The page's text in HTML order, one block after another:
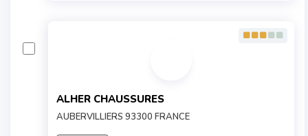
ALHER CHAUSSURES
AUBERVILLIERS 93300 FRANCE